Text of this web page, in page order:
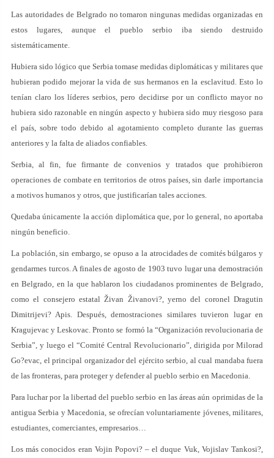
Las autoridades de Belgrado no tomaron ningunas medidas organizadas en
estos lugares, aunque el pueblo serbio iba siendo destruido
sistemáticamente.
Hubiera sido lógico que Serbia tomase medidas diplomáticas y militares que
hubieran podido mejorar la vida de sus hermanos en la esclavitud. Esto lo
tenían claro los líderes serbios, pero decidirse por un conflicto mayor no
hubiera sido razonable en ningún aspecto y hubiera sido muy riesgoso para
el país, sobre todo debido al agotamiento completo durante las guerras
anteriores y la falta de aliados confiables.
Serbia, al fin, fue firmante de convenios y tratados que prohibieron
operaciones de combate en territorios de otros países, sin darle importancia
a motivos humanos y otros, que justificarían tales acciones.
Quedaba únicamente la acción diplomática que, por lo general, no aportaba
ningún beneficio.
La población, sin embargo, se opuso a la atrocidades de comités búlgaros y
gendarmes turcos. A finales de agosto de 1903 tuvo lugar una demostración
en Belgrado, en la que hablaron los ciudadanos prominentes de Belgrado,
como el consejero estatal Živan Živanovi?, yerno del coronel Dragutin
Dimitrijevi? Apis. Después, demostraciones similares tuvieron lugar en
Kragujevac y Leskovac. Pronto se formó la “Organización revolucionaria de
Serbia”, y luego el “Comité Central Revolucionario”, dirigida por Milorad
Go?evac, el principal organizador del ejército serbio, al cual mandaba fuera
de las fronteras, para proteger y defender al pueblo serbio en Macedonia.
Para luchar por la libertad del pueblo serbio en las áreas aún oprimidas de la
antigua Serbia y Macedonia, se ofrecían voluntariamente jóvenes, militares,
estudiantes, comerciantes, empresarios…
Los más conocidos eran Vojin Popovi? – el duque Vuk, Vojislav Tankosi?,